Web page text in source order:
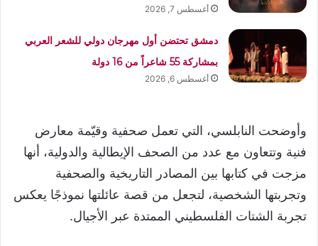
أغسطس 7, 2026
دمشق تحتضن أول مهرجان دولي للشعر العربي
بمشاركة 55 شاعراً من 16 دولة
أغسطس 6, 2026
وأوضحت النابلسي، التي تعمل صحفية وقيّمة معارض
فنية وتتعاون مع عدد من الصحف الإيطالية والدولية، أنها
مزجت في كتابها بين المصادر التاريخية والصحفية
وتجربتها الشخصية، لتجعل من قصة عائلتها نموذجًا يعكس
تجربة الشتات الفلسطيني الممتدة عبر الأجيال.